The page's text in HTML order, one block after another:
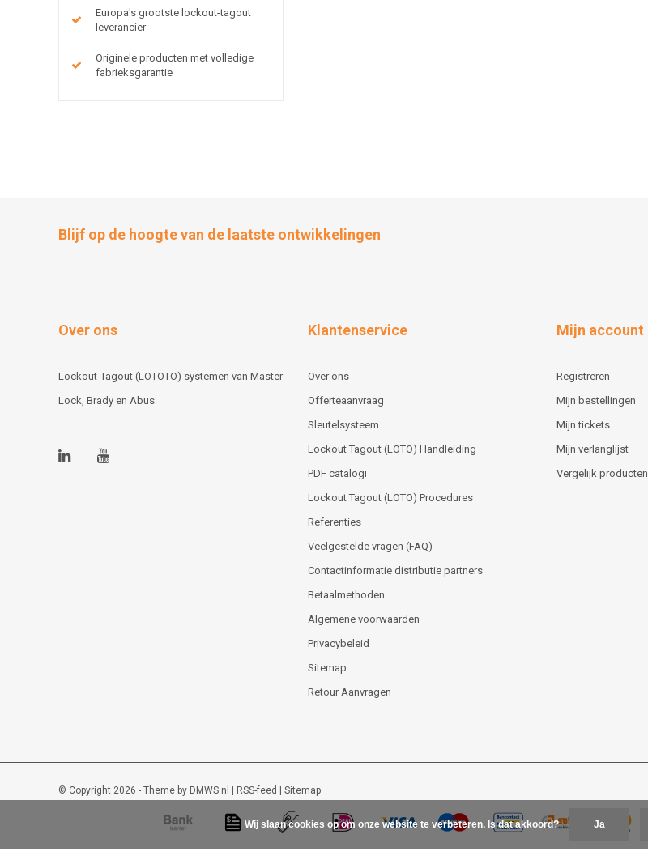
Europa's grootste lockout-tagout
leverancier
Originele producten met volledige
fabrieksgarantie
Blijf op de hoogte van de laatste ontwikkelingen
Over ons
Lockout-Tagout (LOTOTO) systemen van Master
Lock, Brady en Abus
Klantenservice
Over ons
Offerteaanvraag
Sleutelsysteem
Lockout Tagout (LOTO) Handleiding
PDF catalogi
Lockout Tagout (LOTO) Procedures
Referenties
Veelgestelde vragen (FAQ)
Contactinformatie distributie partners
Betaalmethoden
Algemene voorwaarden
Privacybeleid
Sitemap
Retour Aanvragen
Mijn account
Registreren
Mijn bestellingen
Mijn tickets
Mijn verlanglijst
Vergelijk producten
© Copyright 2026 - Theme by DMWS.nl | RSS-feed | Sitemap
Lockout-tagout-shop 9/10-48beoordelingen opKiyoh
Wij slaan cookies op om onze website te verbeteren. Is dat akkoord? Ja